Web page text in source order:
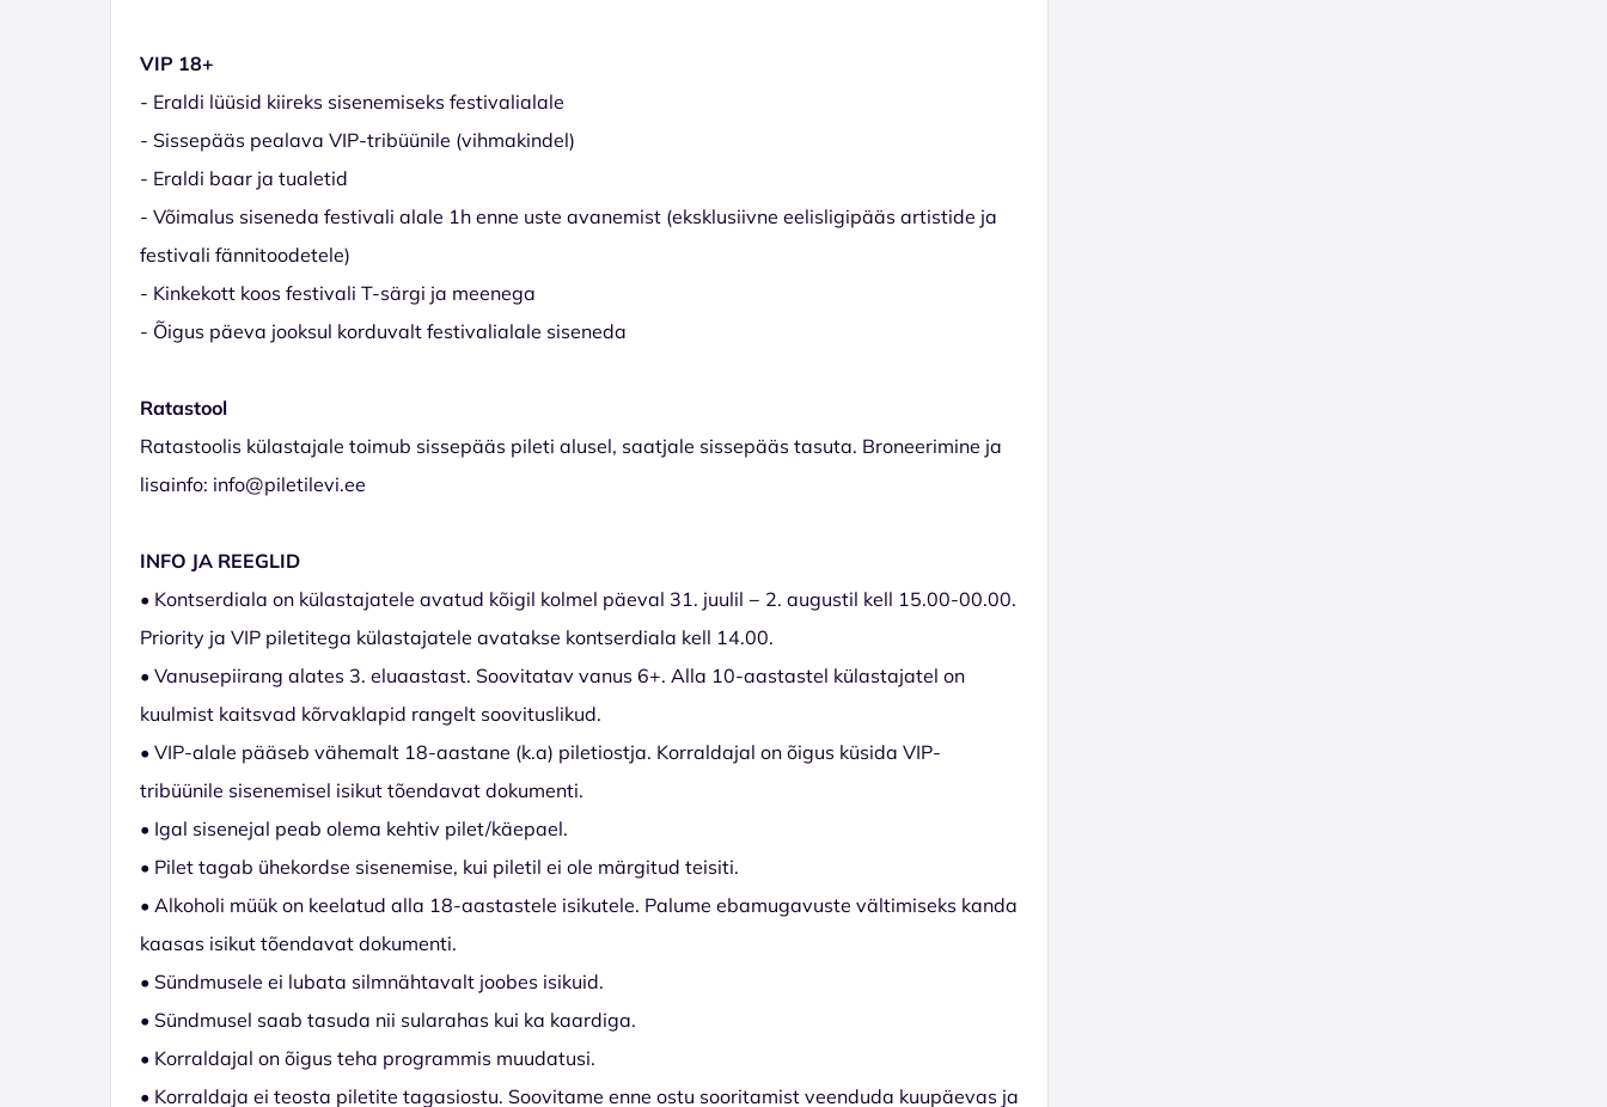
VIP 18+
- Eraldi lüüsid kiireks sisenemiseks festivalialale
- Sissepääs pealava VIP-tribüünile (vihmakindel)
- Eraldi baar ja tualetid
- Võimalus siseneda festivali alale 1h enne uste avanemist (eksklusiivne eelisligipääs artistide ja
festivali fännitoodetele)
- Kinkekott koos festivali T-särgi ja meenega
- Õigus päeva jooksul korduvalt festivalialale siseneda
Ratastool
Ratastoolis külastajale toimub sissepääs pileti alusel, saatjale sissepääs tasuta. Broneerimine ja
lisainfo: info@piletilevi.ee
INFO JA REEGLID
• Kontserdiala on külastajatele avatud kõigil kolmel päeval 31. juulil − 2. augustil kell 15.00-00.00.
Priority ja VIP piletitega külastajatele avatakse kontserdiala kell 14.00.
• Vanusepiirang alates 3. eluaastast. Soovitatav vanus 6+. Alla 10-aastastel külastajatel on
kuulmist kaitsvad kõrvaklapid rangelt soovituslikud.
• VIP-alale pääseb vähemalt 18-aastane (k.a) piletiostja. Korraldajal on õigus küsida VIP-
tribüünile sisenemisel isikut tõendavat dokumenti.
• Igal sisenejal peab olema kehtiv pilet/käepael.
• Pilet tagab ühekordse sisenemise, kui piletil ei ole märgitud teisiti.
• Alkoholi müük on keelatud alla 18-aastastele isikutele. Palume ebamugavuste vältimiseks kanda
kaasas isikut tõendavat dokumenti.
• Sündmusele ei lubata silmnähtavalt joobes isikuid.
• Sündmusel saab tasuda nii sularahas kui ka kaardiga.
• Korraldajal on õigus teha programmis muudatusi.
• Korraldaja ei teosta piletite tagasiostu. Soovitame enne ostu sooritamist veenduda kuupäevas ja